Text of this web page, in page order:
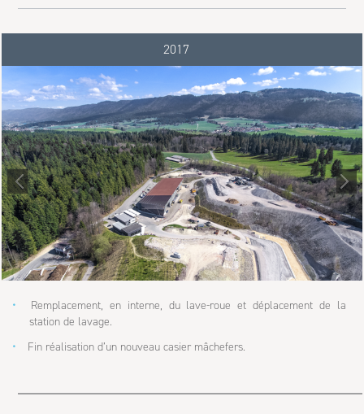
2017
Remplacement, en interne, du lave-roue et déplacement de la
station de lavage.
Fin réalisation d’un nouveau casier mâchefers.